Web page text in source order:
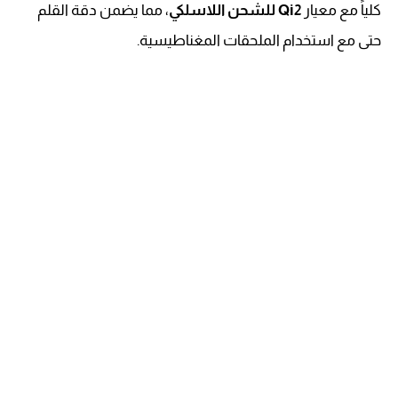
كلياً مع معيار Qi2 للشحن اللاسلكي
، مما يضمن دقة القلم
حتى مع استخدام الملحقات المغناطيسية.